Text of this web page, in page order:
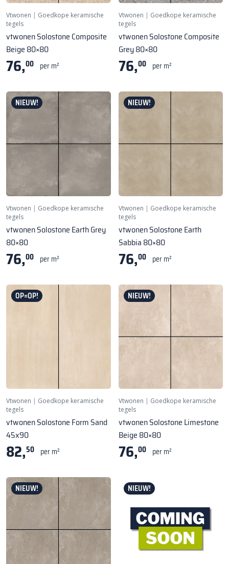
Vtwonen | Goedkope keramische
tegels
vtwonen Solostone Composite
Beige 80×80
76,00 per m²
Vtwonen | Goedkope keramische
tegels
vtwonen Solostone Composite
Grey 80×80
76,00 per m²
NIEUW!
Vtwonen | Goedkope keramische
tegels
vtwonen Solostone Earth Grey
80×80
76,00 per m²
NIEUW!
Vtwonen | Goedkope keramische
tegels
vtwonen Solostone Earth
Sabbia 80×80
76,00 per m²
OP=OP!
Vtwonen | Goedkope keramische
tegels
vtwonen Solostone Form Sand
45x90
82,50 per m²
NIEUW!
Vtwonen | Goedkope keramische
tegels
vtwonen Solostone Limestone
Beige 80×80
76,00 per m²
NIEUW! NIEUW!